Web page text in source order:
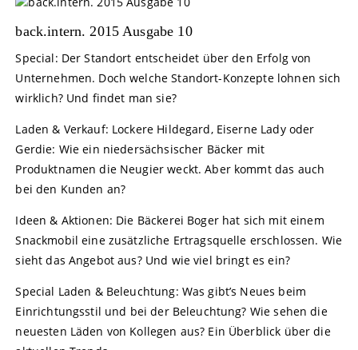
back.intern. 2015 Ausgabe 10
Special: Der Standort entscheidet über den Erfolg von
Unternehmen. Doch welche Standort-Konzepte lohnen sich
wirklich? Und findet man sie?
Laden & Verkauf: Lockere Hildegard, Eiserne Lady oder
Gerdie: Wie ein niedersächsischer Bäcker mit
Produktnamen die Neugier weckt. Aber kommt das auch
bei den Kunden an?
Ideen & Aktionen: Die Bäckerei Boger hat sich mit einem
Snackmobil eine zusätzliche Ertragsquelle erschlossen. Wie
sieht das Angebot aus? Und wie viel bringt es ein?
Special Laden & Beleuchtung: Was gibt’s Neues beim
Einrichtungsstil und bei der Beleuchtung? Wie sehen die
neuesten Läden von Kollegen aus? Ein Überblick über die